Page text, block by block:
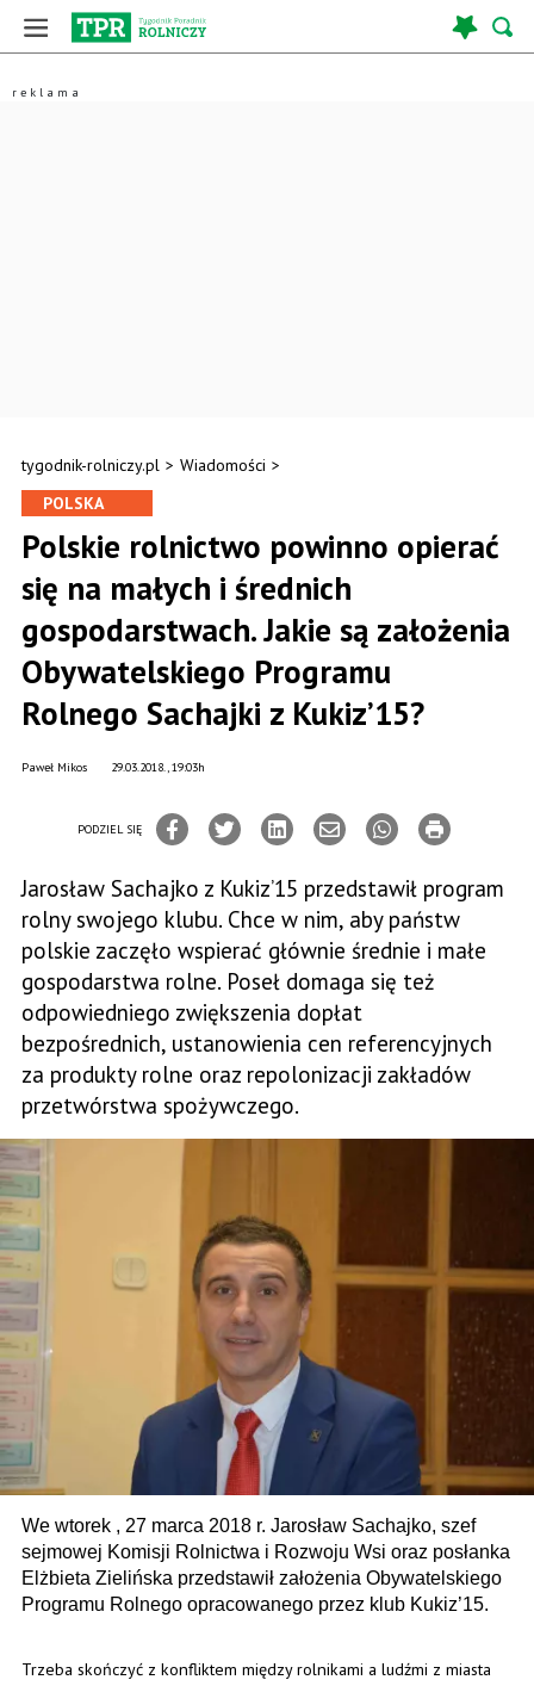
tygodnik-rolniczy.pl > Wiadomości >
POLSKA
Polskie rolnictwo powinno opierać
się na małych i średnich
gospodarstwach. Jakie są założenia
Obywatelskiego Programu
Rolnego Sachajki z Kukiz’15?
29.03.2018., 19:03h
Paweł Mikos
PODZIEL SIĘ
Jarosław Sachajko z Kukiz’15 przedstawił program
rolny swojego klubu. Chce w nim, aby państw
polskie zaczęło wspierać głównie średnie i małe
gospodarstwa rolne. Poseł domaga się też
odpowiedniego zwiększenia dopłat
bezpośrednich, ustanowienia cen referencyjnych
za produkty rolne oraz repolonizacji zakładów
przetwórstwa spożywczego.
We wtorek , 27 marca 2018 r. Jarosław Sachajko, szef
sejmowej Komisji Rolnictwa i Rozwoju Wsi oraz posłanka
Elżbieta Zielińska przedstawił założenia Obywatelskiego
Programu Rolnego opracowanego przez klub Kukiz’15.
Trzeba skończyć z konfliktem między rolnikami a ludźmi z miasta